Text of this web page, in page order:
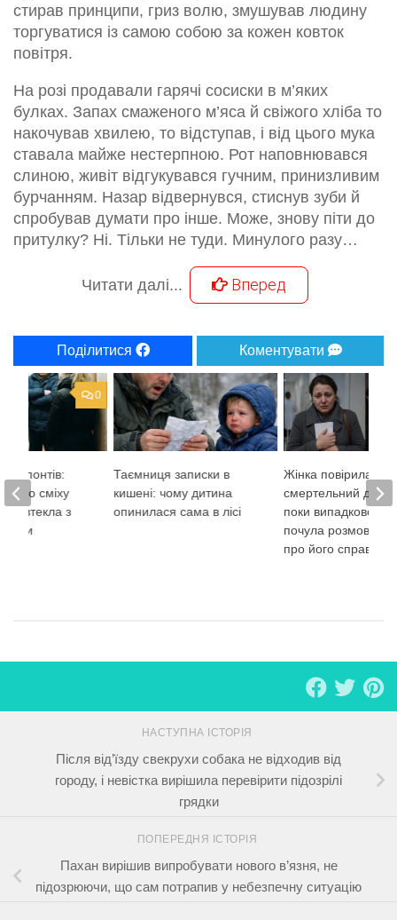
стирав принципи, гриз волю, змушував людину
торгуватися із самою собою за кожен ковток
повітря.
На розі продавали гарячі сосиски в м’яких
булках. Запах смаженого м’яса й свіжого хліба то
накочував хвилею, то відступав, і від цього мука
ставала майже нестерпною. Рот наповнювався
слиною, живіт відгукувався гучним, принизливим
бурчанням. Назар відвернувся, стиснув зуби й
спробував думати про інше. Може, знову піти до
притулку? Ні. Тільки не туди. Минулого разу…
Читати далі... Вперед
Поділитися Коментувати
Таємниця записки в
кишені: чому дитина
опинилася сама в лісі
Жінка повірила в
смертельний
поки випадково не
почула розмову
про його
0
понтів:
мого сміху
втекла з
НАСТУПНА ІСТОРІЯ
Після від’їзду свекрухи собака не відходив від
городу, і невістка вирішила перевірити підозрілі
грядки
ПОПЕРЕДНЯ ІСТОРІЯ
Пахан вирішив випробувати нового в’язня, не
підозрюючи, що сам потрапив у небезпечну ситуацію